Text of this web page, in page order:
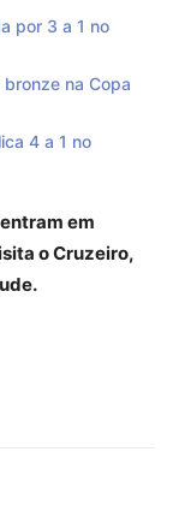
por 3 a 1 no
na Copa
4 a 1 no
em
o Cruzeiro,